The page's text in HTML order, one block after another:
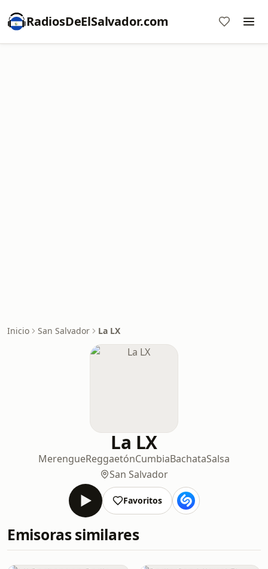
RadiosDeElSalvador.com
Inicio San Salvador La LX
La LX
MerengueReggaetónCumbiaBachataSalsa
San Salvador
Favoritos
Emisoras similares